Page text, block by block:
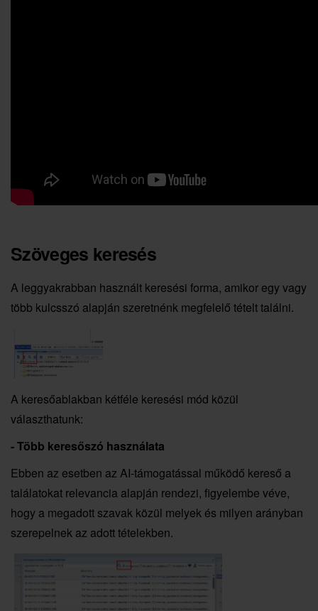
Szöveges keresés
A leggyakrabban használt keresési forma, amikor egy vagy
több kulcsszó alapján szeretnénk megfelelő tételt találni.
A keresőablakban kétféle keresési mód közül
választhatunk:
- Több keresőszó használata
Ebben az esetben az AI-támogatással működő kereső a
találatokat relevancia alapján rendezi, figyelembe véve,
hogy a megadott szavak közül melyek és milyen arányban
szerepelnek az adott tételekben.